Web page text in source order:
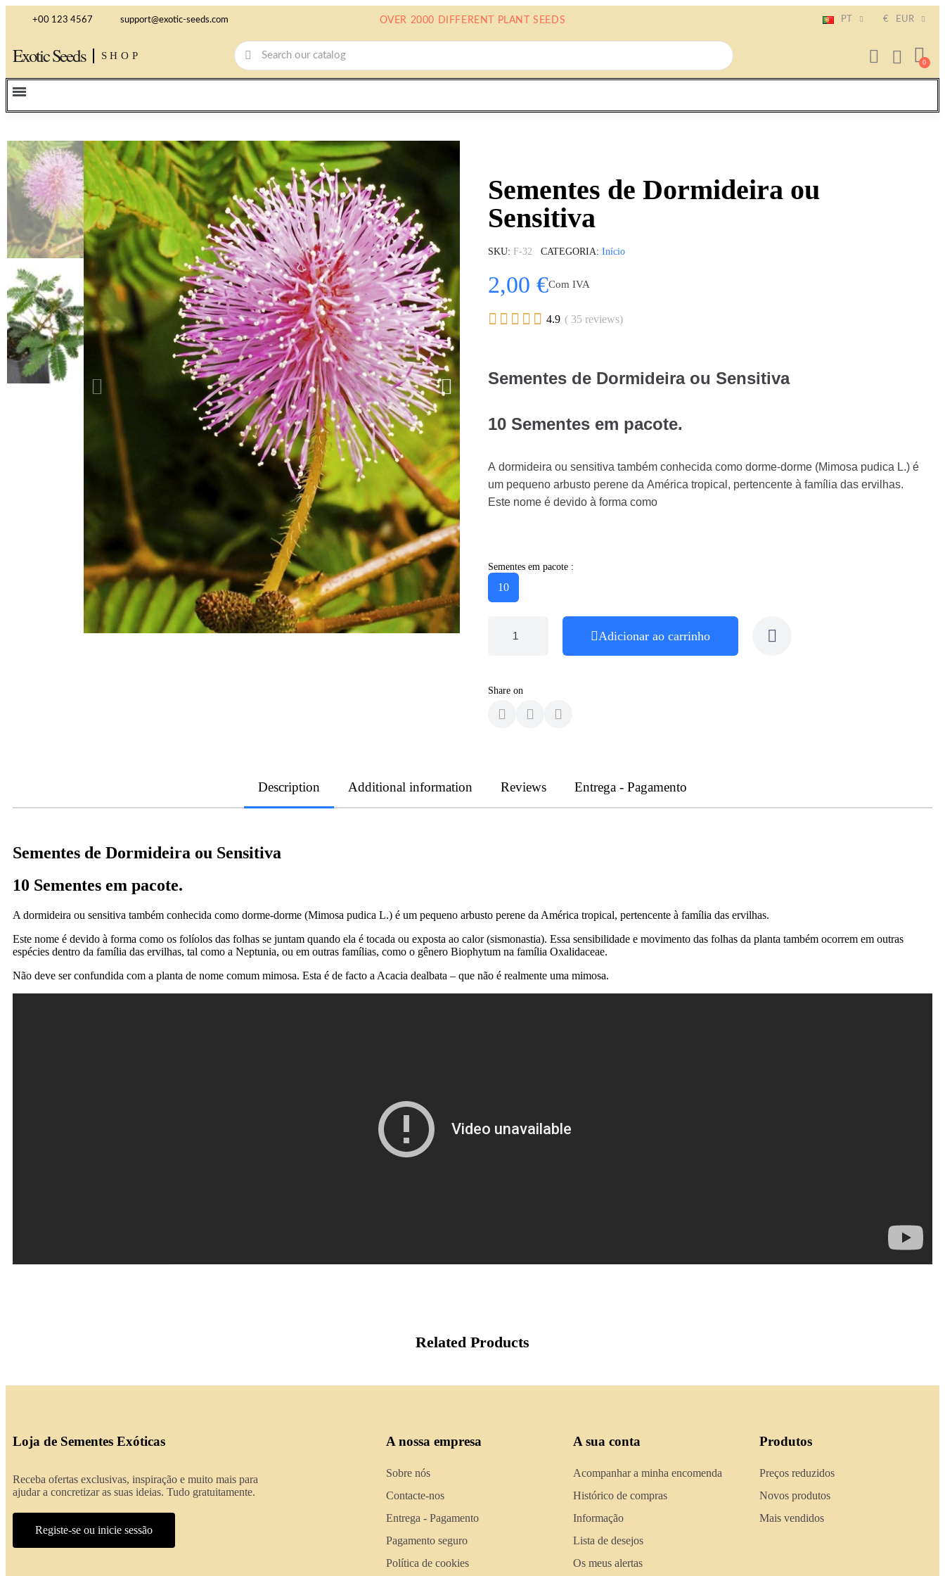
+00 123 4567 support@exotic-seeds.com OVER 2000 DIFFERENT PLANT SEEDS PT € EUR
Exotic Seeds SHOP
Sementes de Dormideira ou
Sensitiva
SKU F-32 CATEGORIA Início
2,00 €Com IVA
     4.9 ( 35 reviews)
Sementes de Dormideira ou Sensitiva
10 Sementes em pacote.
A dormideira ou sensitiva também conhecida como dorme-dorme (Mimosa pudica L.) é
um pequeno arbusto perene da América tropical, pertencente à família das ervilhas.
Este nome é devido à forma como
Sementes em pacote :
10
Adicionar ao carrinho
Share on
Description Additional information Reviews Entrega - Pagamento
Sementes de Dormideira ou Sensitiva
10 Sementes em pacote.
A dormideira ou sensitiva também conhecida como dorme-dorme (Mimosa pudica L.) é um pequeno arbusto perene da América tropical, pertencente à família das ervilhas.
Este nome é devido à forma como os folíolos das folhas se juntam quando ela é tocada ou exposta ao calor (sismonastia). Essa sensibilidade e movimento das folhas da planta também ocorrem em outras
espécies dentro da família das ervilhas, tal como a Neptunia, ou em outras famílias, como o gênero Biophytum na família Oxalidaceae.
Não deve ser confundida com a planta de nome comum mimosa. Esta é de facto a Acacia dealbata – que não é realmente uma mimosa.
Related Products
Loja de Sementes Exóticas
Receba ofertas exclusivas, inspiração e muito mais para
ajudar a concretizar as suas ideias. Tudo gratuitamente.
Registe-se ou inicie sessão
A nossa empresa
Sobre nós
Contacte-nos
Entrega - Pagamento
Pagamento seguro
Política de cookies
A sua conta
Acompanhar a minha encomenda
Histórico de compras
Informação
Lista de desejos
Os meus alertas
Produtos
Preços reduzidos
Novos produtos
Mais vendidos